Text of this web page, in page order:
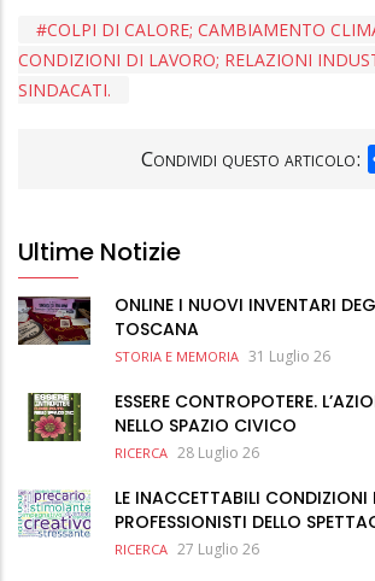
COLPI DI CALORE; CAMBIAMENTO
CONDIZIONI DI LAVORO; RELAZIONI
SINDACATI.
Condividi questo articolo:
Ultime Notizie
ONLINE I NUOVI INVENTARI
TOSCANA
STORIA E MEMORIA 31 Luglio 26
ESSERE CONTROPOTERE.
NELLO SPAZIO CIVICO
RICERCA 28 Luglio 26
LE INACCETTABILI CONDIZIONI
PROFESSIONISTI DELLO
RICERCA 27 Luglio 26